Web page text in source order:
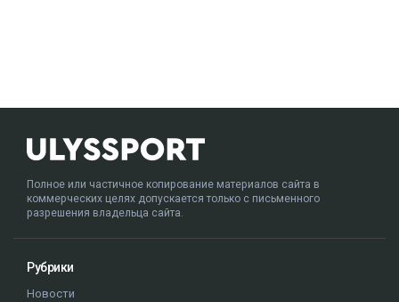
Полное или частичное копирование материалов сайта в
коммерческих целях допускается только с письменного
разрешения владельца сайта.
Рубрики
Новости